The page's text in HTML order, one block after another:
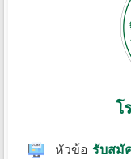
โ
หัวข้อ รับสมั